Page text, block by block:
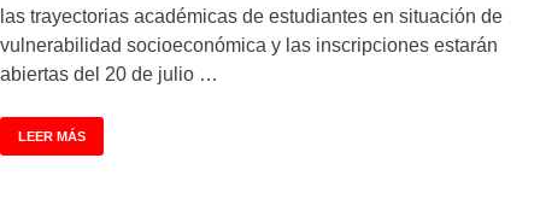
las trayectorias académicas de estudiantes en situación de
vulnerabilidad socioeconómica y las inscripciones estarán
abiertas del 20 de julio …
LEER MÁS